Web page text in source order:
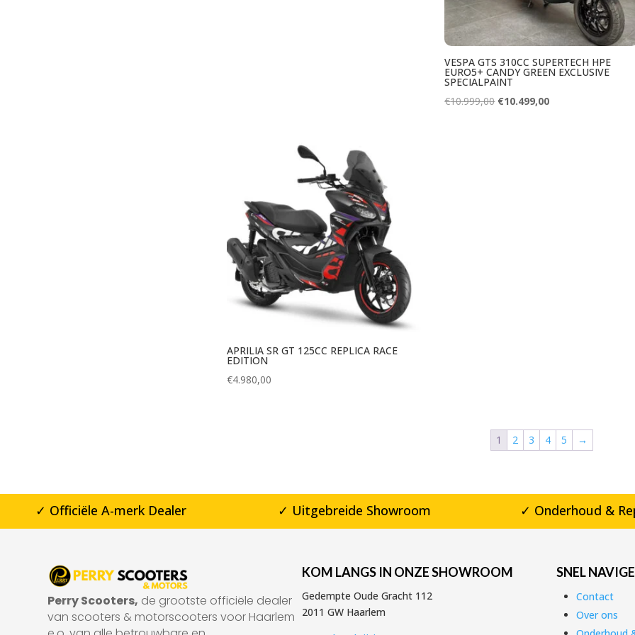
VESPA GTS 310CC SUPERTECH HPE
EURO5+ CANDY GREEN EXCLUSIVE
SPECIALPAINT
€10.999,00 Oorspronkelijke
€10.499,00Huidige
APRILIA SR GT 125CC REPLICA RACE
EDITION
€4.980,00
1 2 3 4 5 →
✓ Officiële A-merk Dealer ✓ Uitgebreide Showroom ✓ Onderhoud &
Perry Scooters, de grootste officiële dealer
van scooters & motorscooters voor Haarlem
KOM LANGS IN ONZE SHOWROOM
Gedempte Oude Gracht 112
2011 GW Haarlem
SNEL
Contact
Over ons